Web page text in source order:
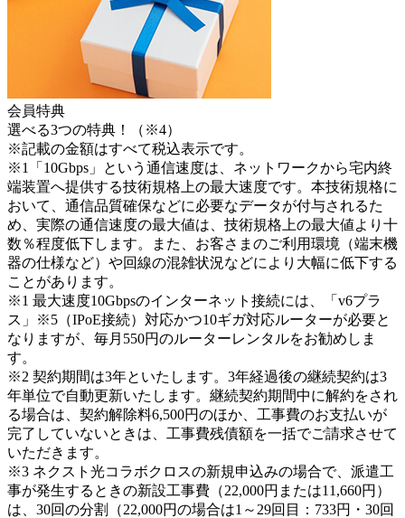
会員特典
選べる3つの特典！
（※4）
※記載の金額はすべて税込表示です。
※1「10Gbps」という通信速度は、ネットワークから宅内終
端装置へ提供する技術規格上の最大速度です。本技術規格に
おいて、通信品質確保などに必要なデータが付与されるた
め、実際の通信速度の最大値は、技術規格上の最大値より十
数％程度低下します。また、お客さまのご利用環境（端末機
器の仕様など）や回線の混雑状況などにより大幅に低下する
ことがあります。
※1 最大速度10Gbpsのインターネット接続には、「v6プラ
ス」※5（IPoE接続）対応かつ10ギガ対応ルーターが必要と
なりますが、毎月550円のルーターレンタルをお勧めしま
す。
※2 契約期間は3年といたします。3年経過後の継続契約は3
年単位で自動更新いたします。継続契約期間中に解約をされ
る場合は、契約解除料6,500円のほか、工事費のお支払いが
完了していないときは、工事費残債額を一括でご請求させて
いただきます。
※3 ネクスト光コラボクロスの新規申込みの場合で、派遣工
事が発生するときの新設工事費（22,000円または11,660円）
は、30回の分割（22,000円の場合は1～29回目：733円・30回